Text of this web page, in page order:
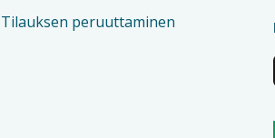
Tilauksen peruuttaminen